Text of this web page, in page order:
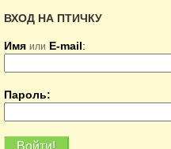
ВХОД НА ПТИЧКУ
Имя или E-mail:
Пароль: